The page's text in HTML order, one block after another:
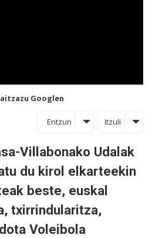
Googlen
Entzun Itzuli
Villabonako Udalak
du kirol elkarteekin
beste, euskal
txirrindularitza,
Voleibola